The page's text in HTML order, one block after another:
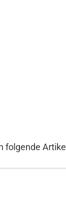
folgende Artikel